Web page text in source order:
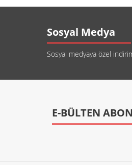
Sosyal Medya
Sosyal medyaya özel
E-BÜLTEN